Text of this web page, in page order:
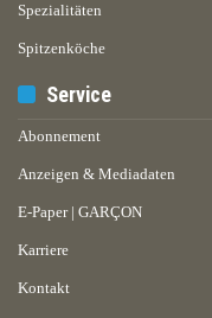
Spezialitäten
Spitzenköche
Service
Abonnement
Anzeigen & Mediadaten
E-Paper | GARÇON
Karriere
Kontakt